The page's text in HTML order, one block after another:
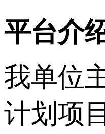
平台介
我单位
计划项